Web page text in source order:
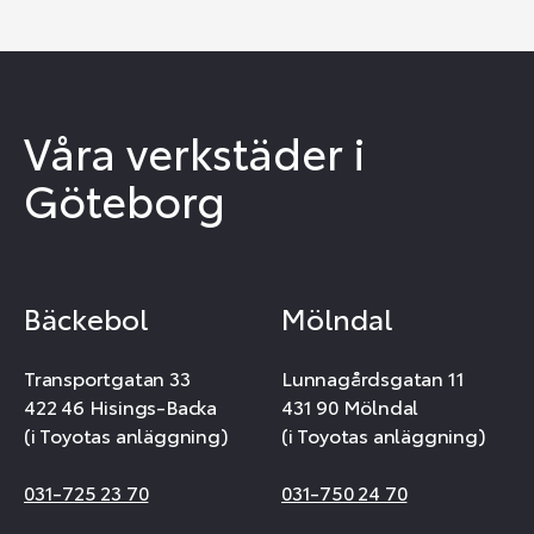
Våra verkstäder i
Göteborg
Bäckebol
Transportgatan 33
422 46 Hisings-Backa
(i Toyotas anläggning)
031-725 23 70
Mölndal
Lunnagårdsgatan 11
431 90 Mölndal
(i Toyotas anläggning)
031-750 24 70